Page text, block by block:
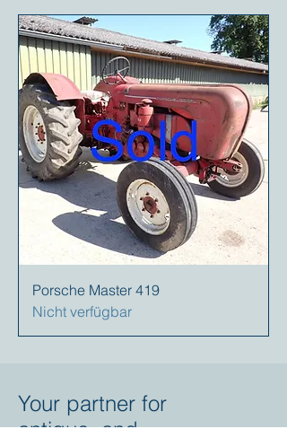
Porsche Master 419
Nicht verfügbar
Your partner for